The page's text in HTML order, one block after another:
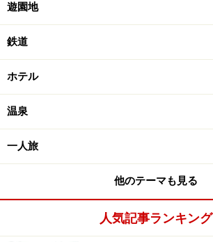
遊園地
鉄道
ホテル
温泉
一人旅
他のテーマも見る
人気記事ランキング